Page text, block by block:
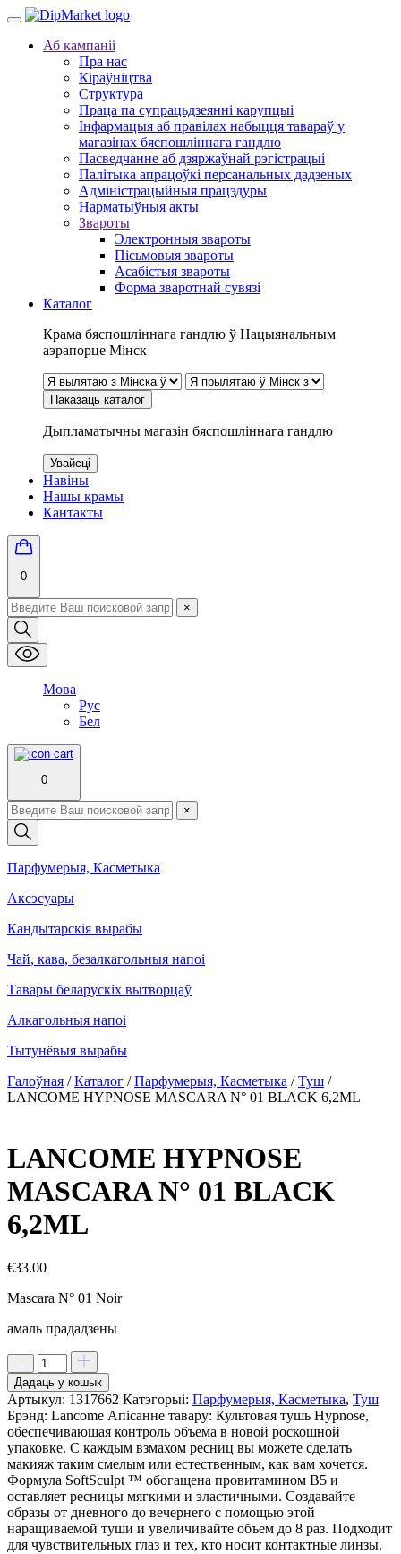
Аб кампаніі
Пра нас
Кіраўніцтва
Структура
Праца па супрацьдзеянні карупцыі
Інфармацыя аб правілах набыцця тавараў у
магазінах бяспошліннага гандлю
Пасведчанне аб дзяржаўнай рэгістрацыі
Палітыка апрацоўкі персанальных дадзеных
Адміністрацыйныя працэдуры
Нарматыўныя акты
Звароты
Электронныя звароты
Пісьмовыя звароты
Асабістыя звароты
Форма зваротнай сувязі
Каталог
Крама бяспошліннага гандлю ў Нацыянальным
аэрапорце Мінск
Паказаць каталог
Дыпламатычны магазін бяспошліннага гандлю
Увайсці
Навіны
Нашы крамы
Кантакты
0
×
Мова
Рус
Бел
0
×
Парфумерыя, Касметыка
Аксэсуары
Кандытарскія вырабы
Чай, кава, безалкагольныя напоі
Тавары беларускіх вытворцаў
Алкагольныя напоі
Тытунёвыя вырабы
Галоўная /Каталог /Парфумерыя, Касметыка /Туш /
LANCOME HYPNOSE MASCARA N° 01 BLACK 6,2ML
LANCOME HYPNOSE
MASCARA N° 01 BLACK
6,2ML
€33.00
Mascara N° 01 Noir
амаль прададзены
Дадаць у кошык
Артыкул: 1317662 Катэгорыі: Парфумерыя, Касметыка, Туш
Брэнд: Lancome Апісанне тавару: Культовая тушь Hypnose,
обеспечивающая контроль объема в новой роскошной
упаковке. С каждым взмахом ресниц вы можете сделать
макияж таким смелым или естественным, как вам хочется.
Формула SoftSculpt ™ обогащена провитамином B5 и
оставляет ресницы мягкими и эластичными. Создавайте
образы от дневного до вечернего с помощью этой
наращиваемой туши и увеличивайте объем до 8 раз. Подходит
для чувствительных глаз и тех, кто носит контактные линзы.